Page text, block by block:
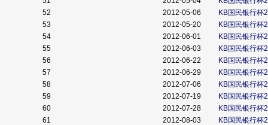
52
2012-05-06
KB国民银行杯
53
2012-05-20
KB国民银行杯
54
2012-06-01
KB国民银行杯
55
2012-06-03
KB国民银行杯
56
2012-06-22
KB国民银行杯
57
2012-06-29
KB国民银行杯
58
2012-07-06
KB国民银行杯
59
2012-07-19
KB国民银行杯
60
2012-07-28
KB国民银行杯
61
2012-08-03
KB国民银行杯